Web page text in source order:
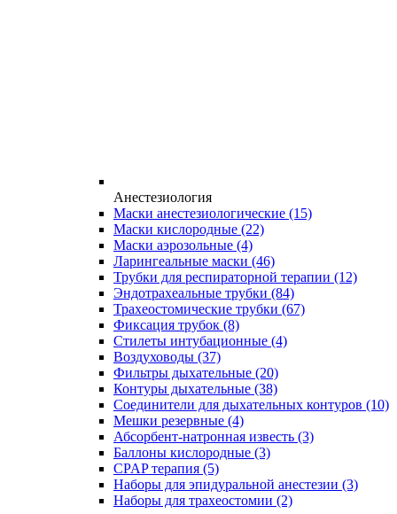
Анестезиология
Маски анестезиологические (15)
Маски кислородные (22)
Маски аэрозольные (4)
Ларингеальные маски (46)
Трубки для респираторной терапии (12)
Эндотрахеальные трубки (84)
Трахеостомические трубки (67)
Фиксация трубок (8)
Стилеты интубационные (4)
Воздуховоды (37)
Фильтры дыхательные (20)
Контуры дыхательные (38)
Соединители для дыхательных контуров (10)
Мешки резервные (4)
Абсорбент-натронная известь (3)
Баллоны кислородные (3)
CPAP терапия (5)
Наборы для эпидуральной анестезии (3)
Наборы для трахеостомии (2)